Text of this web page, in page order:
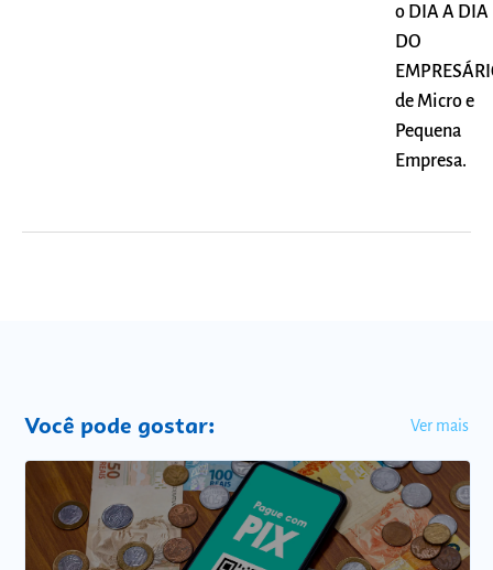
o DIA A DIA
DO
de Micro e
Pequena
Empresa.
Você pode gostar: Ver mais